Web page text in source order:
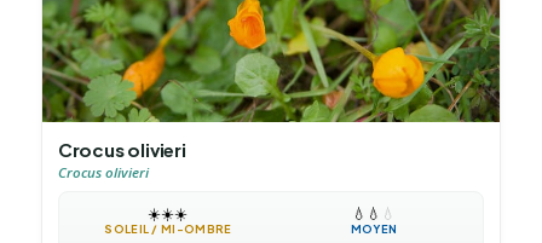
Crocus olivieri
Crocus olivieri
☀️☀️☀️
SOLEIL / MI-OMBRE
💧 💧 💧
MOYEN